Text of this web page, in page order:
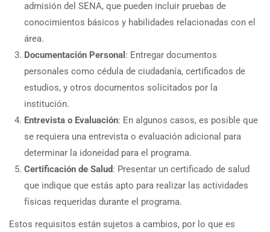
admisión del SENA, que pueden incluir pruebas de
conocimientos básicos y habilidades relacionadas con el
área.
Documentación Personal : Entregar documentos
personales como cédula de ciudadanía, certificados de
estudios, y otros documentos solicitados por la
institución.
Entrevista o Evaluación: En algunos casos, es posible que
se requiera una entrevista o evaluación adicional para
determinar la idoneidad para el programa.
Certificación de Salud: Presentar un certificado de salud
que indique que estás apto para realizar las actividades
físicas requeridas durante el programa.
Estos requisitos están sujetos a cambios, por lo que es